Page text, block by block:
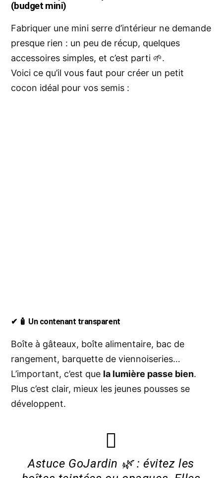
(budget mini)
Fabriquer une mini serre d’intérieur ne demande
presque rien : un peu de récup, quelques
accessoires simples, et c’est parti 🌱.
Voici ce qu’il vous faut pour créer un petit
cocon idéal pour vos semis :
✔ 🧴 Un contenant transparent
Boîte à gâteaux, boîte alimentaire, bac de
rangement, barquette de viennoiseries…
L’important, c’est que la lumière passe bien.
Plus c’est clair, mieux les jeunes pousses se
développent.
Astuce GoJardin 🌿 : évitez les